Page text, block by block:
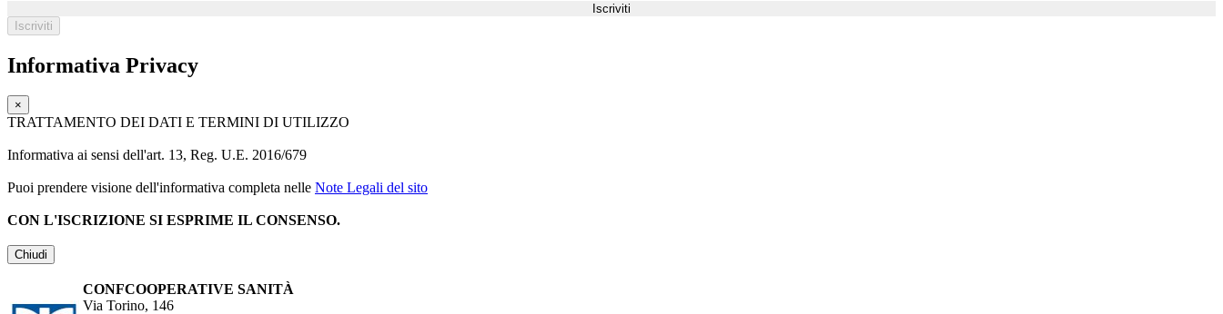
Iscriviti
Informativa Privacy
×
TRATTAMENTO DEI DATI E TERMINI DI UTILIZZO
Informativa ai sensi dell'art. 13, Reg. U.E. 2016/679
Puoi prendere visione dell'informativa completa nelle Note Legali del sito
CON L'ISCRIZIONE SI ESPRIME IL CONSENSO.
Chiudi
CONFCOOPERATIVE SANITÀ
Via Torino, 146